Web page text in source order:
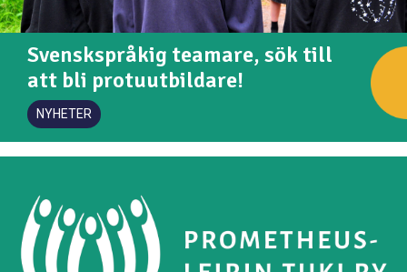
Svenskspråkig teamare, sök till
att bli protuutbildare!
NYHETER